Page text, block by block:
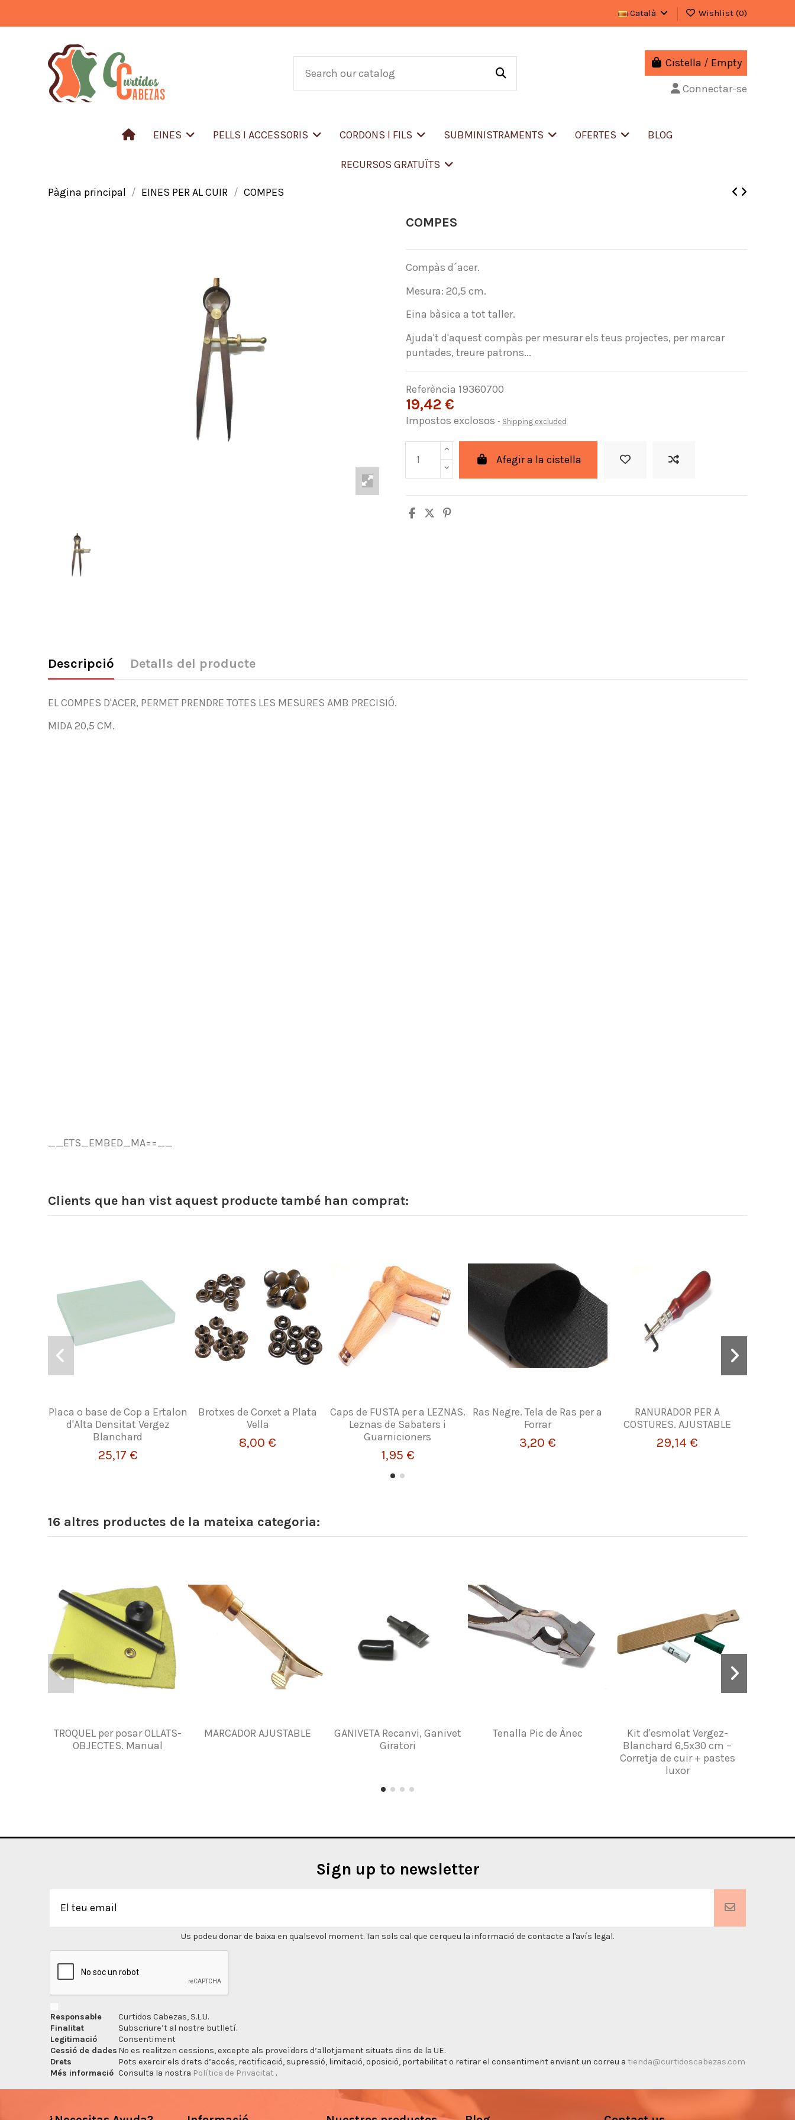
Català Wishlist (0)
Cistella / Empty
Connectar-se
EINES PELLS I ACCESSORIS CORDONS I FILS SUBMINISTRAMENTS OFERTES BLOG
RECURSOS GRATUÏTS
Pàgina principal EINES PER AL CUIR COMPES
COMPES
Compàs d´acer.
Mesura: 20,5 cm.
Eina bàsica a tot taller.
Ajuda't d'aquest compàs per mesurar els teus projectes, per marcar
puntades, treure patrons...
Referència 19360700
19,42 €
Impostos exclosos Shipping excluded
Afegir a la cistella
Descripció Detalls del producte
EL COMPES D'ACER, PERMET PRENDRE TOTES LES MESURES AMB PRECISIÓ.
MIDA 20,5 CM.
__ETS_EMBED_MA==__
Clients que han vist aquest producte també han comprat:
Placa o base de Cop a Ertalon
d'Alta Densitat Vergez
Blanchard
25,17 €
Brotxes de Corxet a Plata
Vella
8,00 €
Caps de FUSTA per a LEZNAS.
Leznas de Sabaters i
Guarnicioners
1,95 €
Ras Negre. Tela de Ras per a
Forrar
3,20 €
RANURADOR PER A
COSTURES. AJUSTABLE
29,14 €
16 altres productes de la mateixa categoria:
TROQUEL per posar OLLATS-
OBJECTES. Manual
MARCADOR AJUSTABLE
GANIVETA Recanvi, Ganivet
Giratori
Tenalla Pic de Ànec
Kit d'esmolat Vergez-
Blanchard 6,5x30 cm –
Corretja de cuir + pastes
luxor
Sign up to newsletter
Us podeu donar de baixa en qualsevol moment. Tan sols cal que cerqueu la informació de contacte a l'avís legal.
Responsable
Curtidos Cabezas, S.L.U.
Finalitat
Subscriure’t al nostre butlletí.
Legitimació
Consentiment
Cessió de dades No es realitzen cessions, excepte als proveïdors d’allotjament situats dins de la UE.
Drets
Pots exercir els drets d’accés, rectificació, supressió, limitació, oposició, portabilitat o retirar el consentiment enviant un correu a tienda@curtidoscabezas.com
Més informació Consulta la nostra Política de Privacitat .